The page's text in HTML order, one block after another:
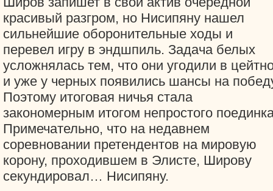
красивый разгром, но Нисипяну нашел
сильнейшие оборонительные ходы и
перевел игру в эндшпиль. Задача белых
усложнялась тем, что они угодили в
и уже у черных появились шансы на
Поэтому итоговая ничья стала
закономерным итогом непростого
Примечательно, что на недавнем
соревновании претендентов на мировую
корону, проходившем в Элисте, Широву
секундировал… Нисипяну.